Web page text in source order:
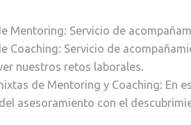
Mentoring: Servicio de
Coaching: Servicio de
nuestros retos laborales.
de Mentoring y Coaching: En
asesoramiento con el